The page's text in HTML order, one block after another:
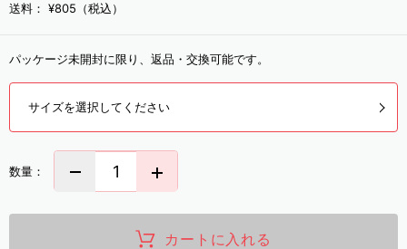
送料： ¥805（税込）
パッケージ未開封に限り、返品・交換可能です。
サイズを選択してください
数量：
カートに入れる